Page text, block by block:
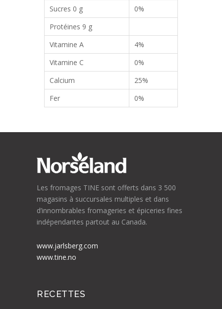
Sucres 0 g
0%
Protéines 9 g
Vitamine A
4%
Vitamine C
0%
Calcium
25%
Fer
0%
Les fromages TINE sont offerts dans 3 500
magasins à succursales multiples et dans
d’innombrables fromageries et épiceries fines
indépendantes partout au Canada.
www.jarlsberg.com
www.tine.no
RECETTES